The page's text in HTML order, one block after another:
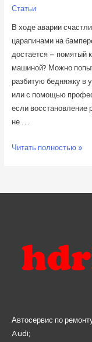
Статьи
В ходе аварии
царапинами на
достается – помятый
машиной? Можно
разбитую бедняжку в
или с помощью
если восстановление
не …
Что
Читать полностью »
Автосервис по
Audi;